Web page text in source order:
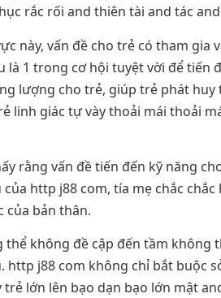
rắc rối and thiên tài and tác and
này, vấn đề cho trẻ có tham
là 1 trong cơ hội tuyệt vời để tiến
lượng cho trẻ, giúp trẻ phát
linh giác tự vày thoải mái thoải
rằng vấn đề tiến đến kỹ năng
http j88 com, tía mẹ chắc
của bản thân.
thể không đề cập đến tầm
http j88 com không chỉ bắt buộc
lớn lên bạo dạn bạo lớn mật